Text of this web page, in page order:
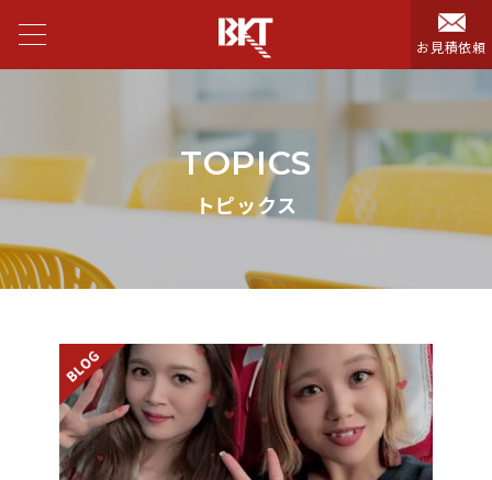
お見積依頼
TOPICS
トピックス